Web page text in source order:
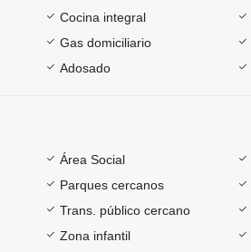
Cocina integral
Gas domiciliario
Adosado
Área Social
Parques cercanos
Trans. público cercano
Zona infantil